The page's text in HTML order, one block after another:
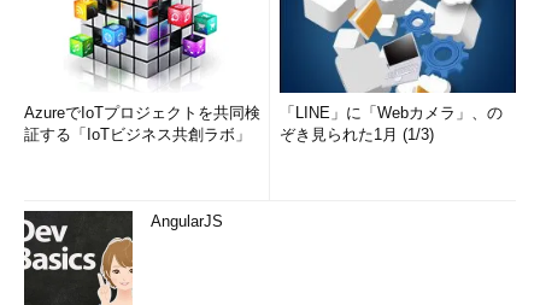
AzureでIoTプロジェクトを共同検
証する「IoTビジネス共創ラボ」
「LINE」に「Webカメラ」、の
ぞき見られた1月 (1/3)
AngularJS